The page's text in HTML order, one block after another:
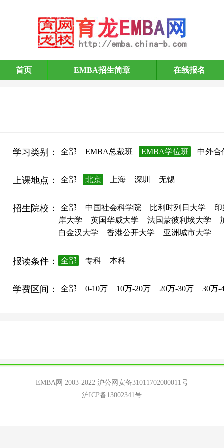
EMBA招生简章
首页 EMBA招生简章 在线报名
学习类别： 全部 EMBA总裁班 EMBA学位班 中外合
上课地点： 全部 北京 上海 深圳 无锡
招生院校： 全部 中国社会科学院 比利时列日大学
岸大学
英国华威大学 法国蒙彼利埃大学
白金汉大学
香港公开大学 亚洲城市大学
报读条件： 全部 专科 本科
学费区间： 全部 0-10万 10万-20万 20万-30万 30万-
EMBA网 2003-2022 沪公网安备31011702000011号
沪ICP备13002341号